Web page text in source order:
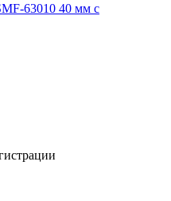
63010 40 мм с